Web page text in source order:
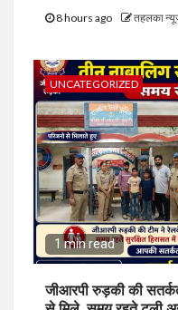
8 hours ago तहलका
UNCATEGORIZED
1 min read
जीआरपी रुड़की की